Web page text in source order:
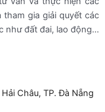
gia giải quyết các
như đất đai, lao động…
Châu, TP. Đà Nẵng